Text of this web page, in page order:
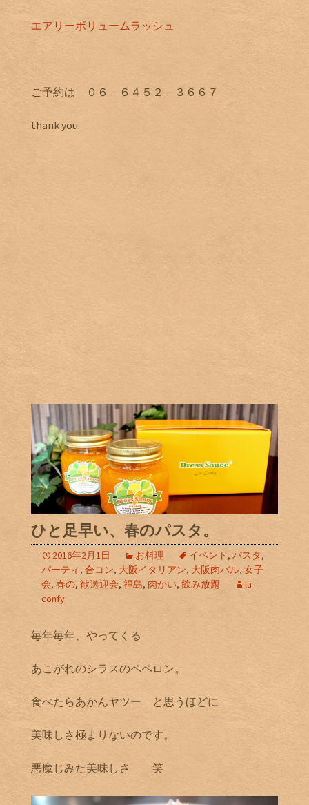
エアリーボリュームラッシュ
ご予約は ０６－６４５２－３６６７
thank you.
ひと足早い、春のパスタ。
2016年2月1日 お料理 イベント , パスタ,
パーティ , 合コン, 大阪イタリアン, 大阪肉バル, 女子
会, 春の, 歓送迎会, 福島, 肉かい, 飲み放題
la-
confy
毎年毎年、やってくる
あこがれのシラスのペペロン。
食べたらあかんヤツー と思うほどに
美味しさ極まりないのです。
悪魔じみた美味しさ 笑